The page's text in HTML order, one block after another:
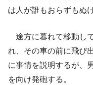
は人が誰もおらずもぬ
途方に暮れて移動し
れ、その車の前に飛び
に事情を説明するが、
を向け発砲する。